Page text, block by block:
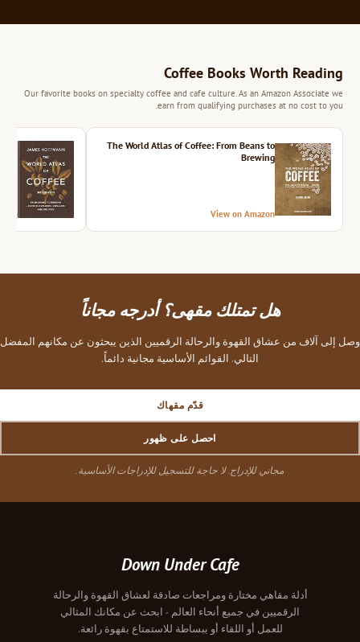
Coffee Books Worth Reading
Our favorite books on specialty coffee and cafe culture. As an Amazon Associate we
earn from qualifying purchases at no cost to you.
The World Atlas of Coffee: From Beans to
Brewing
View on Amazon
هل تمتلك مقهى؟ أدرجه مجاناً
وصل إلى آلاف من عشاق القهوة والرحالة الرقميين الذين يبحثون عن مكانهم المفضل
التالي. القوائم الأساسية مجانية دائماً.
قدّم مقهاك
احصل على ظهور
مجاني للإدراج. لا حاجة للتسجيل للإدراجات الأساسية.
Down Under Cafe
أدلة مقاهي مختارة ومراجعات صادقة لعشاق القهوة والرحالة
الرقميين في جميع أنحاء العالم - ابحث عن مكانك المثالي
للعمل أو اللقاء أو ببساطة للاستمتاع بقهوة رائعة.